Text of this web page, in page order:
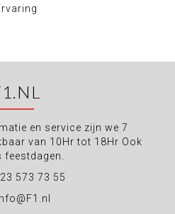
en service zijn we 7
van 10Hr tot 18Hr Ook
feestdagen.
573 73 55